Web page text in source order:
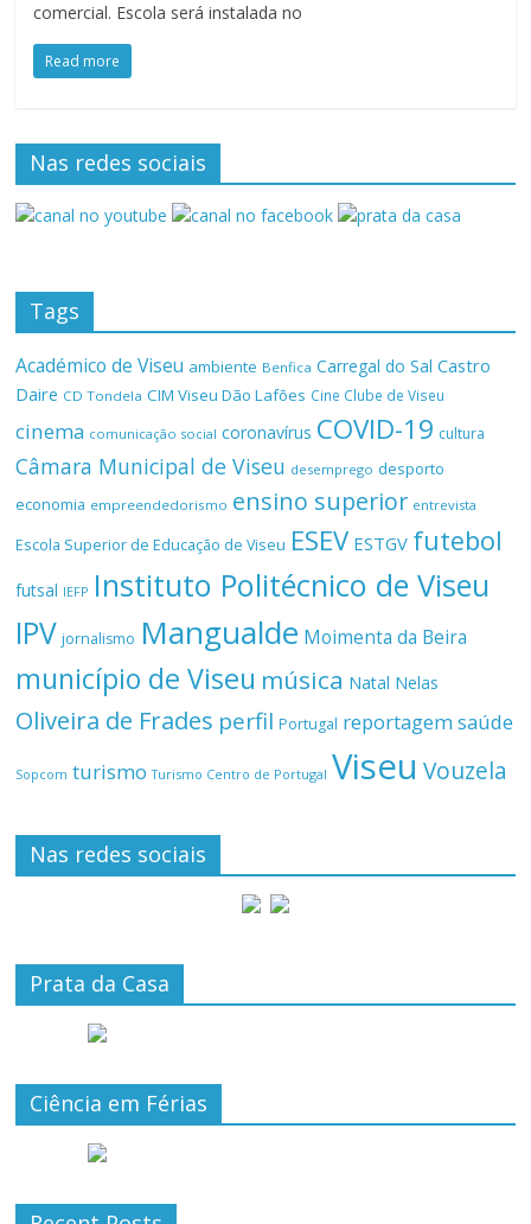
comercial. Escola será instalada no
Read more
Nas redes sociais
Tags
Académico de Viseu ambiente Benfica Carregal do Sal Castro
Daire CD Tondela CIM Viseu Dão Lafões Cine Clube de Viseu
cinema comunicação social coronavírus COVID-19 cultura
Câmara Municipal de Viseu desemprego desporto
economia empreendedorismo ensino superior entrevista
Escola Superior de Educação de Viseu ESEV ESTGV futebol
futsal IEFP Instituto Politécnico de Viseu
IPV jornalismo Mangualde Moimenta da Beira
município de Viseu música Natal Nelas
Oliveira de Frades perfil Portugal reportagemsaúde
Sopcom turismo Turismo Centro de Portugal Viseu Vouzela
Nas redes sociais
Prata da Casa
Ciência em Férias